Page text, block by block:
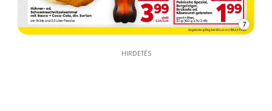
7
HIRDETÉS